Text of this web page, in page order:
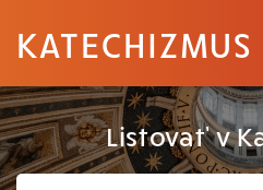
KATECHIZMUS
Listovať v